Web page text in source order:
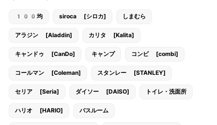
100均 siroca [シロカ] しまむら
アラジン [Aladdin] カリタ [Kalita]
キャンドゥ [CanDo] キャンプ コンビ [combi]
コールマン [Coleman] スタンレー [STANLEY]
セリア [Seria] ダイソー [DAISO] トイレ・洗面所
ハリオ [HARIO] バスルーム